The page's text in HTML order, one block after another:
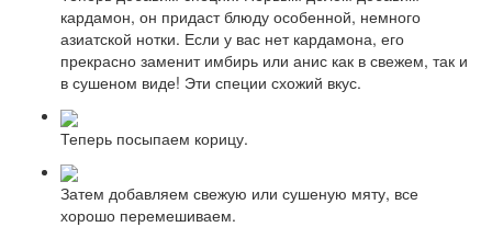
кардамон, он придаст блюду особенной, немного
азиатской нотки. Если у вас нет кардамона, его
прекрасно заменит имбирь или анис как в свежем, так и
в сушеном виде! Эти специи схожий вкус.
Теперь посыпаем корицу.
Затем добавляем свежую или сушеную мяту, все
хорошо перемешиваем.